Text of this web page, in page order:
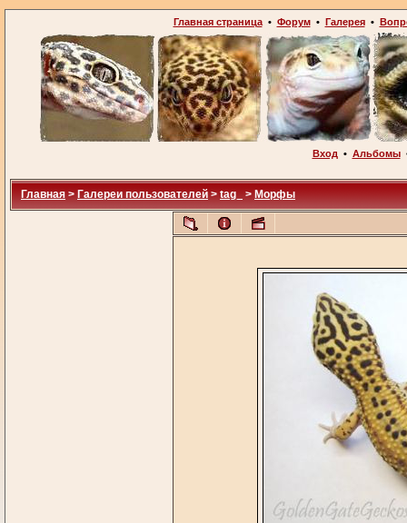
Главная страница• Форум• Галерея•
Вход • Альбомы
Главная > Галереи пользователей > tag_ > Морфы